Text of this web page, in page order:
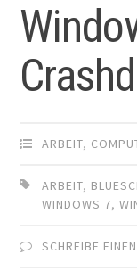
ARBEIT,
ARBEIT,
WINDOWS 7,
SCHREIBE